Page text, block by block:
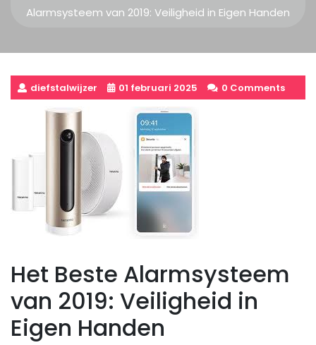
Alarmsysteem van 2019: Veiligheid in Eigen Handen
diefstalwijzer 01 februari 2025 0 Comments
Het Beste Alarmsysteem
van 2019: Veiligheid in
Eigen Handen